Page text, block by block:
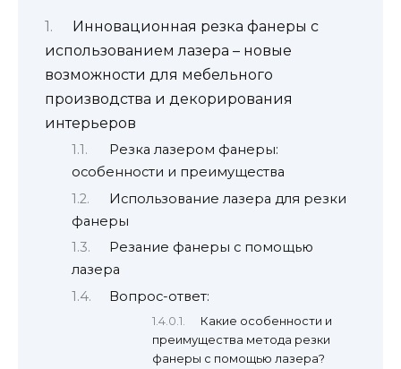
Инновационная резка фанеры с
использованием лазера – новые
возможности для мебельного
производства и декорирования
интерьеров
Резка лазером фанеры:
особенности и преимущества
Использование лазера для резки
фанеры
Резание фанеры с помощью
лазера
Вопрос-ответ:
Какие особенности и
преимущества метода резки
фанеры с помощью лазера?